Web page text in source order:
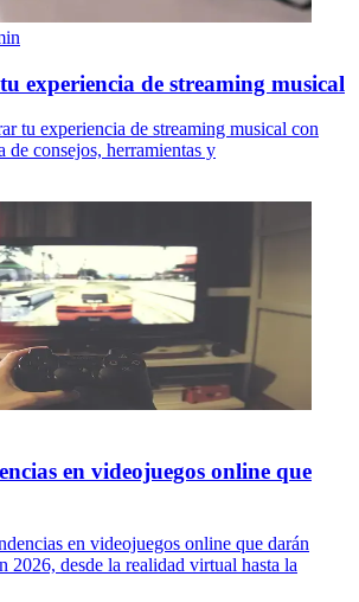
experiencia de streaming musical
tu experiencia de streaming musical con
de consejos, herramientas y
en videojuegos online que
en videojuegos online que darán
2026, desde la realidad virtual hasta la